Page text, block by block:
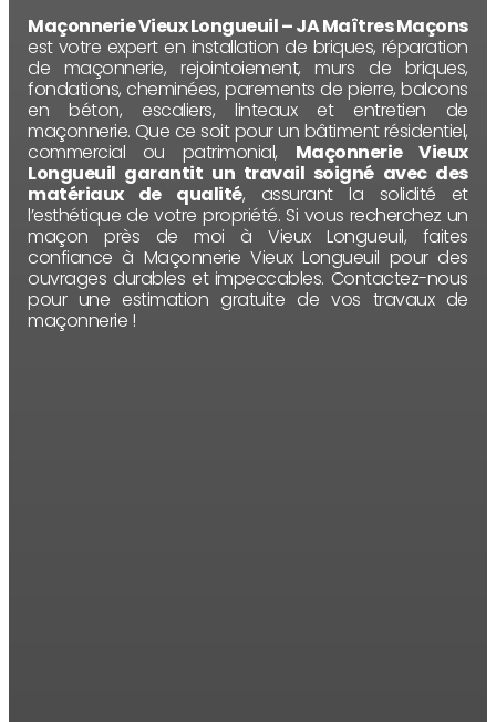
Maçonnerie Vieux Longueuil – JA Maîtres Maçons
est votre expert en installation de briques, réparation
de maçonnerie, rejointoiement, murs de briques,
fondations, cheminées, parements de pierre, balcons
en béton, escaliers, linteaux et entretien de
maçonnerie. Que ce soit pour un bâtiment résidentiel,
commercial ou patrimonial, Maçonnerie Vieux
Longueuil garantit un travail soigné avec des
matériaux de qualité, assurant la solidité et
l’esthétique de votre propriété. Si vous recherchez un
maçon près de moi à Vieux Longueuil, faites
confiance à Maçonnerie Vieux Longueuil pour des
ouvrages durables et impeccables. Contactez-nous
pour une estimation gratuite de vos travaux de
maçonnerie !